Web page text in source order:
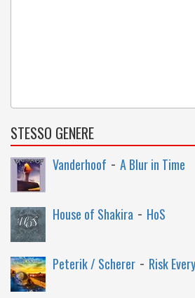
STESSO GENERE
Vanderhoof - A Blur in Time
House of Shakira - HoS
Peterik / Scherer - Risk